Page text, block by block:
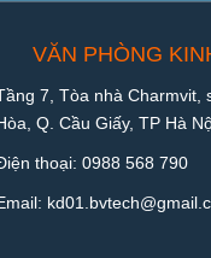
VĂN PHÒNG
7, Tòa nhà Charmvit,
Q. Cầu Giấy, TP Hà
thoại: 0988 568 790